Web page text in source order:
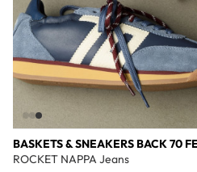
BASKETS & SNEAKERS BACK 70
ROCKET NAPPA Jeans